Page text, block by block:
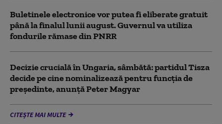
Buletinele electronice vor putea fi eliberate gratuit
până la finalul lunii august. Guvernul va utiliza
fondurile rămase din PNRR
Decizie crucială în Ungaria, sâmbătă: partidul Tisza
decide pe cine nominalizează pentru funcția de
președinte, anunță Peter Magyar
CITEȘTE MAI MULTE